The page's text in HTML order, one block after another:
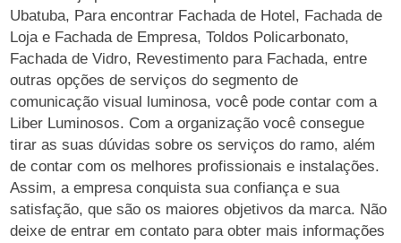
Ubatuba, Para encontrar Fachada de Hotel, Fachada de
Loja e Fachada de Empresa, Toldos Policarbonato,
Fachada de Vidro, Revestimento para Fachada, entre
outras opções de serviços do segmento de
comunicação visual luminosa, você pode contar com a
Liber Luminosos. Com a organização você consegue
tirar as suas dúvidas sobre os serviços do ramo, além
de contar com os melhores profissionais e instalações.
Assim, a empresa conquista sua confiança e sua
satisfação, que são os maiores objetivos da marca. Não
deixe de entrar em contato para obter mais informações